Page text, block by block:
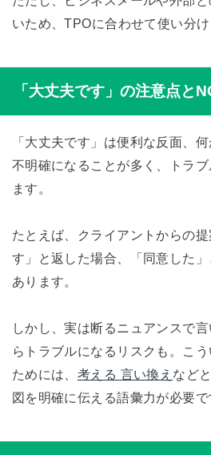
いため、TPOに合わせて使い分け
「大丈夫です」の注意点と
「大丈夫です」は便利な反面、
不明確になることが多く、トラ
ます。
たとえば、クライアントからの
す」と返した場合、「同意した
あります。
しかし、実は断るニュアンスで
らトラブルになるリスクも。こ
ためには、 考える 言い換え など
図を明確に伝える語彙力が必要で